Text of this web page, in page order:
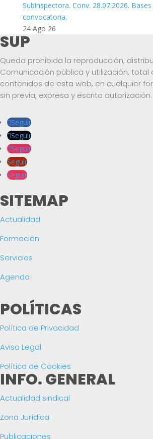
Subinspectora. Conv. 28.07.2026.
convocatoria.
24 Ago 26
SUP
Queda prohibida la reproducción,
Comunicación pública y utilización, total
contenidos de esta web, en cualquier
sin previa, expresa y escrita autorización.
Seguir
Seguir
Seguir
Seguir
Seguir
SITEMAP
Actualidad
Formación
Servicios
Agenda
POLÍTICAS
Política de Privacidad
Aviso Legal
Política de Cookies
INFO. GENERAL
Actualidad sindical
Zona Jurídica
Publicaciones